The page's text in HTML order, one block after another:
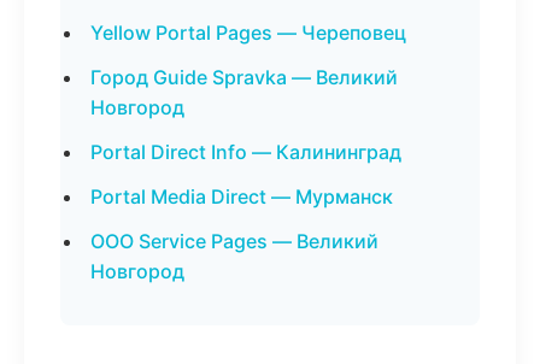
Yellow Portal Pages — Череповец
Город Guide Spravka — Великий
Новгород
Portal Direct Info — Калининград
Portal Media Direct — Мурманск
ООО Service Pages — Великий
Новгород